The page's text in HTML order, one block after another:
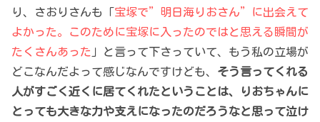
り、さおりさんも「 宝塚で”明日海りおさん”に出会えて
よかった。このために宝塚に入ったのではと思える瞬間が
たくさんあった 」と言って下さっていて、もう私の立場が
どこなんだよって感じなんですけども、 そう言ってくれる
人がすごく近くに居てくれたということは、りおちゃんに
とっても大きな力や支えになったのだろうなと思って泣け